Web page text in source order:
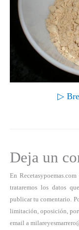
▷
Deja un
En
trataremos los datos
publicar tu comentario.
limitación, oposición,
email a